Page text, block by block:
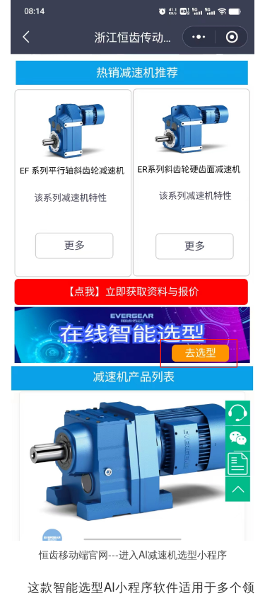
恒齿移动端官网---进入AI减速机选型小程序
这款智能选型AI小程序软件适用于多个领